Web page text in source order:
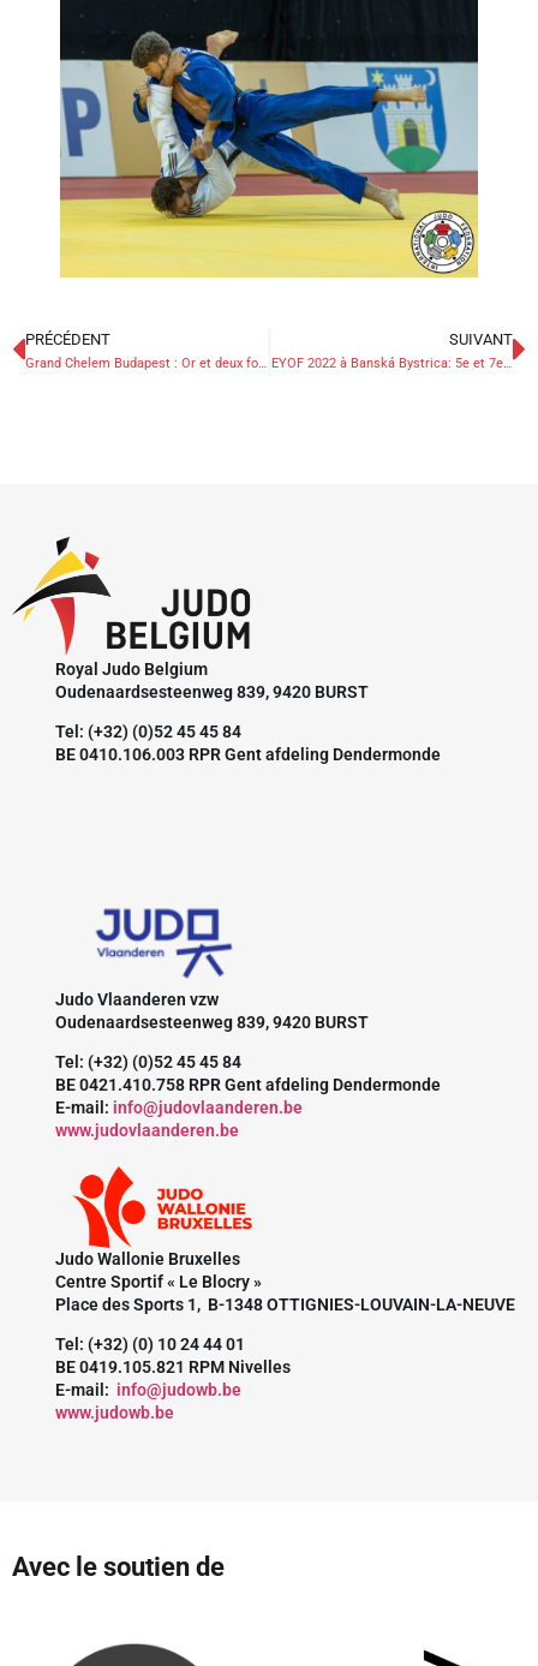
PRÉCÉDENT
Grand Chelem Budapest : Or et deux fois 7e place
SUIVANT
EYOF 2022 à Banská Bystrica: 5e et 7e pour les belges
Royal Judo Belgium
Oudenaardsesteenweg 839, 9420 BURST
Tel: (+32) (0)52 45 45 84
BE 0410.106.003 RPR Gent afdeling Dendermonde
Judo Vlaanderen vzw
Oudenaardsesteenweg 839, 9420 BURST
Tel: (+32) (0)52 45 45 84
BE 0421.410.758 RPR Gent afdeling Dendermonde
E-mail: info@judovlaanderen.be
www.judovlaanderen.be
Judo Wallonie Bruxelles
Centre Sportif « Le Blocry »
Place des Sports 1, B-1348 OTTIGNIES-LOUVAIN-LA-NEUVE
Tel: (+32) (0) 10 24 44 01
BE 0419.105.821 RPM Nivelles
E-mail: info@judowb.be
www.judowb.be
Avec le soutien de